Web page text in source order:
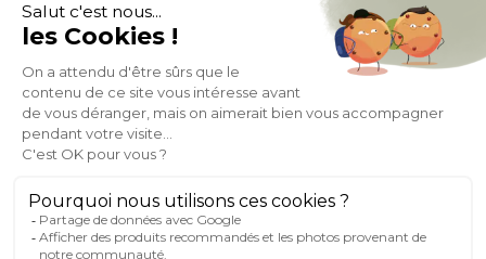
À PROPOS DE MILIBOO
AIDE & CONTACT